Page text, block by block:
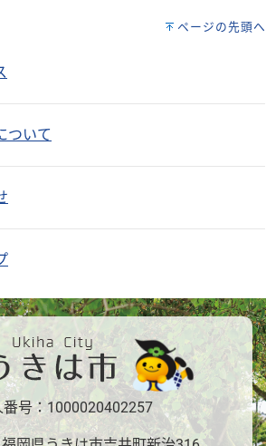
ページの先頭へ
ついて
番号：1000020402257